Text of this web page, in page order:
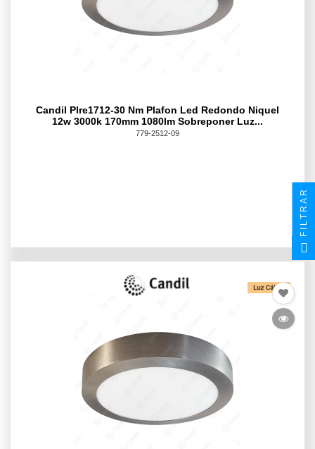
Candil Plre1712-30 Nm Plafon Led Redondo Niquel
12w 3000k 170mm 1080lm Sobreponer Luz...
779-2512-09
FILTRAR